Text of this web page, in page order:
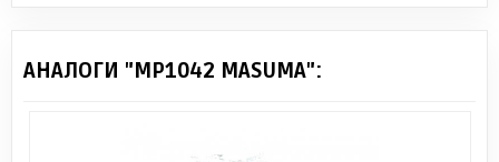
АНАЛОГИ "MP1042 MASUMA":